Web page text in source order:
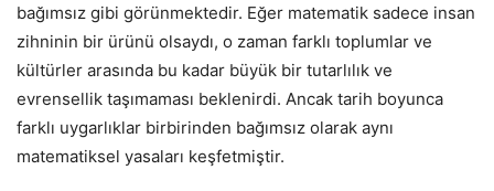
bağımsız gibi görünmektedir. Eğer matematik sadece insan
zihninin bir ürünü olsaydı, o zaman farklı toplumlar ve
kültürler arasında bu kadar büyük bir tutarlılık ve
evrensellik taşımaması beklenirdi. Ancak tarih boyunca
farklı uygarlıklar birbirinden bağımsız olarak aynı
matematiksel yasaları keşfetmiştir.